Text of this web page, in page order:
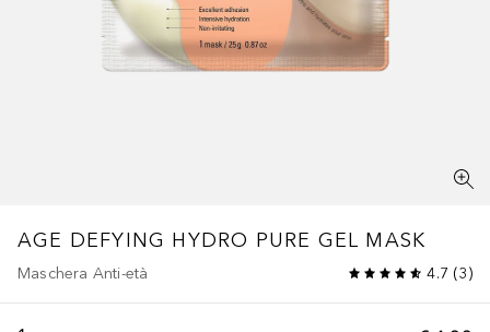
AGE DEFYING HYDRO PURE GEL MASK
Maschera Anti-età 4.7 (3)